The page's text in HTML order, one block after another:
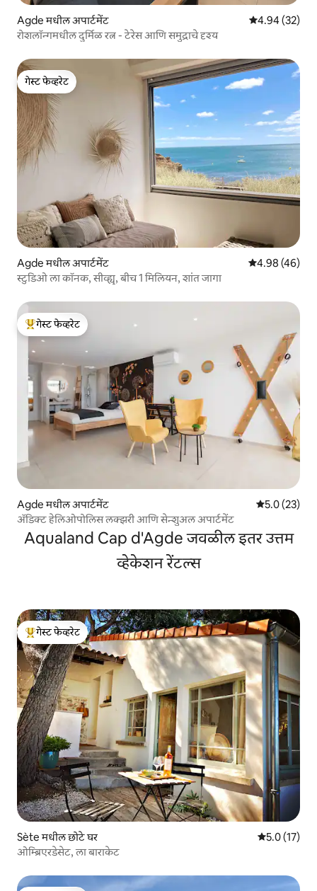
Agde मधील अपार्टमेंट 5 पैकी 4.94
4.94 (32)
रोशलॉन्गमधील दुर्मिळ रत्न - टेरेस आणि समुद्राचे दृश्य
गेस्ट फेव्हरेट
गेस्ट फेव्हरेट
Agde मधील अपार्टमेंट 5 पैकी 4.98
4.98 (46)
स्टुडिओ ला कॉनक, सीव्ह्यू, बीच 1 मिलियन, शांत जागा
टॉप गेस्ट फेव्हरेट
गेस्ट फेव्हरेट
Agde मधील अपार्टमेंट 5 पैकी 5.0
5.0 (23)
ॲडिक्ट हेलिओपोलिस लक्झरी आणि सेन्शुअल अपार्टमेंट
Aqualand Cap d'Agde जवळील इतर उत्तम
व्हेकेशन रेंटल्स
टॉप गेस्ट फेव्हरेट
गेस्ट फेव्हरेट
Sète मधील छोटे घर 5 पैकी 5.0
5.0 (17)
ओम्ब्रिएरडेसेट, ला बाराकेट